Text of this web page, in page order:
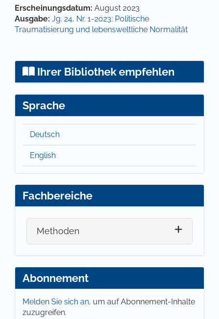
Artikel-Details
Erscheinungsdatum: August 2023
Ausgabe: Jg. 24, Nr. 1-2023: Politische
Traumatisierung und lebensweltliche Normalität
Ihrer Bibliothek empfehlen
Sprache
Deutsch
English
Fachbereiche
Methoden
Abonnement
Melden Sie sich an, um auf Abonnement-Inhalte
zuzugreifen.